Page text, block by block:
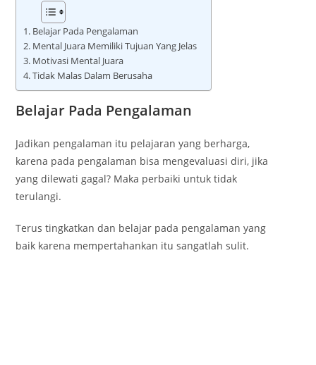
Belajar Pada Pengalaman
Mental Juara Memiliki Tujuan Yang Jelas
Motivasi Mental Juara
Tidak Malas Dalam Berusaha
Belajar Pada Pengalaman
Jadikan pengalaman itu pelajaran yang berharga,
karena pada pengalaman bisa mengevaluasi diri, jika
yang dilewati gagal? Maka perbaiki untuk tidak
terulangi.
Terus tingkatkan dan belajar pada pengalaman yang
baik karena mempertahankan itu sangatlah sulit.